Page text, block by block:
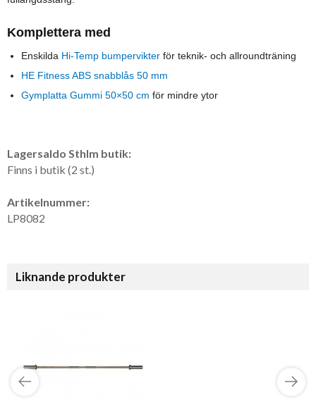
Komplettera med
Enskilda Hi-Temp bumpervikter för teknik- och allroundträning
HE Fitness ABS snabblås 50 mm
Gymplatta Gummi 50×50 cm för mindre ytor
Lagersaldo Sthlm butik:
Finns i butik (2 st.)
Artikelnummer:
LP8082
Liknande produkter